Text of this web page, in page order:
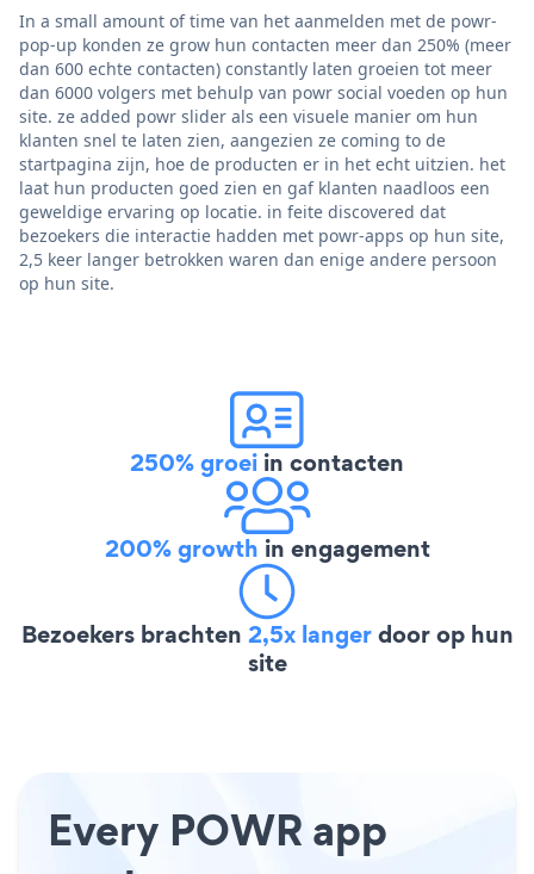
In a small amount of time van het aanmelden met de powr-
pop-up konden ze grow hun contacten meer dan 250% (meer
dan 600 echte contacten) constantly laten groeien tot meer
dan 6000 volgers met behulp van powr social voeden op hun
site. ze added powr slider als een visuele manier om hun
klanten snel te laten zien, aangezien ze coming to de
startpagina zijn, hoe de producten er in het echt uitzien. het
laat hun producten goed zien en gaf klanten naadloos een
geweldige ervaring op locatie. in feite discovered dat
bezoekers die interactie hadden met powr-apps op hun site,
2,5 keer langer betrokken waren dan enige andere persoon
op hun site.
250% groei in contacten
200% growth in engagement
Bezoekers brachten 2,5x langerdoor op hun
site
Every POWR app